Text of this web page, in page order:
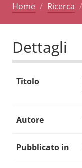
Home Ricerca
Dettagli
Titolo
Autore
Pubblicato in